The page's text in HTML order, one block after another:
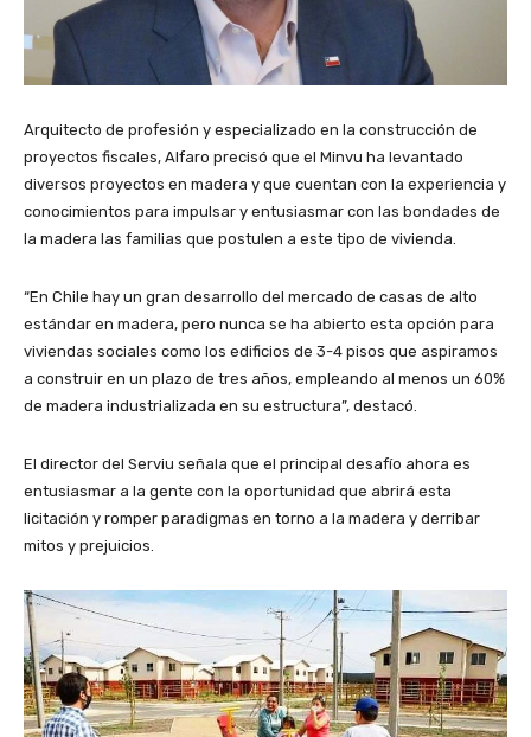
Arquitecto de profesión y especializado en la construcción de
proyectos fiscales, Alfaro precisó que el Minvu ha levantado
diversos proyectos en madera y que cuentan con la experiencia y
conocimientos para impulsar y entusiasmar con las bondades de
la madera las familias que postulen a este tipo de vivienda.
“En Chile hay un gran desarrollo del mercado de casas de alto
estándar en madera, pero nunca se ha abierto esta opción para
viviendas sociales como los edificios de 3-4 pisos que aspiramos
a construir en un plazo de tres años, empleando al menos un 60%
de madera industrializada en su estructura”, destacó.
El director del Serviu señala que el principal desafío ahora es
entusiasmar a la gente con la oportunidad que abrirá esta
licitación y romper paradigmas en torno a la madera y derribar
mitos y prejuicios.